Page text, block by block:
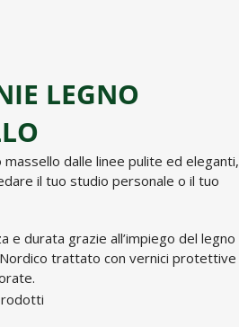
LEGNO
massello dalle linee pulite ed eleganti,
il tuo studio personale o il tuo
e durata grazie all’impiego del legno
trattato con vernici protettive